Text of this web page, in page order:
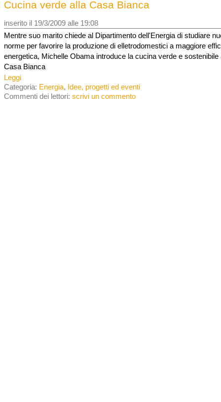
Cucina verde alla Casa Bianca
inserito il 19/3/2009 alle 19:08
Mentre suo marito chiede al Dipartimento dell'Energia di studiare
norme per favorire la produzione di elletrodomestici a maggiore
energetica, Michelle Obama introduce la cucina verde e sostenibile
Casa Bianca
Leggi
Categoria: Energia, Idee, progetti ed eventi
Commenti dei lettori: scrivi un commento